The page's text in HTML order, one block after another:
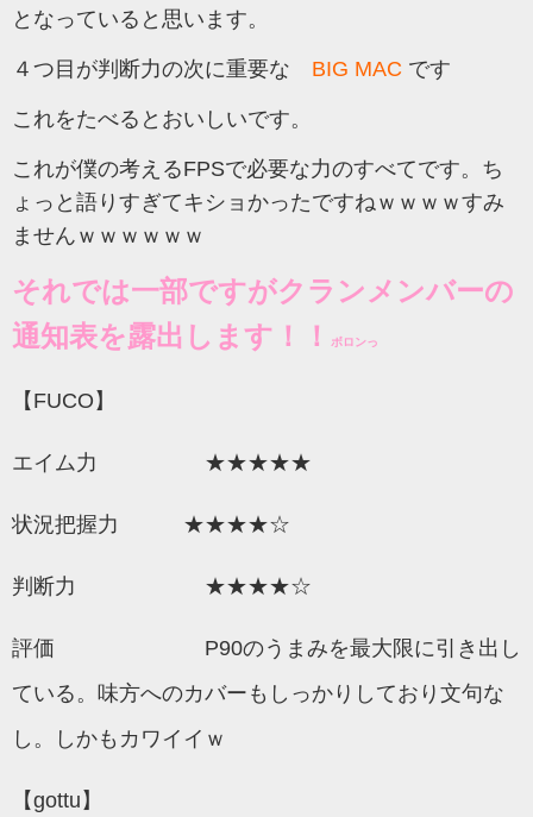
となっていると思います。
４つ目が判断力の次に重要な BIG MAC です
これをたべるとおいしいです。
これが僕の考えるFPSで必要な力のすべてです。ち
ょっと語りすぎてキショかったですねｗｗｗｗすみ
ませんｗｗｗｗｗｗ
それでは一部ですがクランメンバーの
通知表を露出します！！
ボロンっ
【FUCO 】
エイム力 ★★★★★
状況把握力 ★★★★☆
判断力 ★★★★☆
評価 P90のうまみを最大限に引き出し
ている。味方へのカバーもしっかりしており文句な
し。しかもカワイイｗ
【gottu】